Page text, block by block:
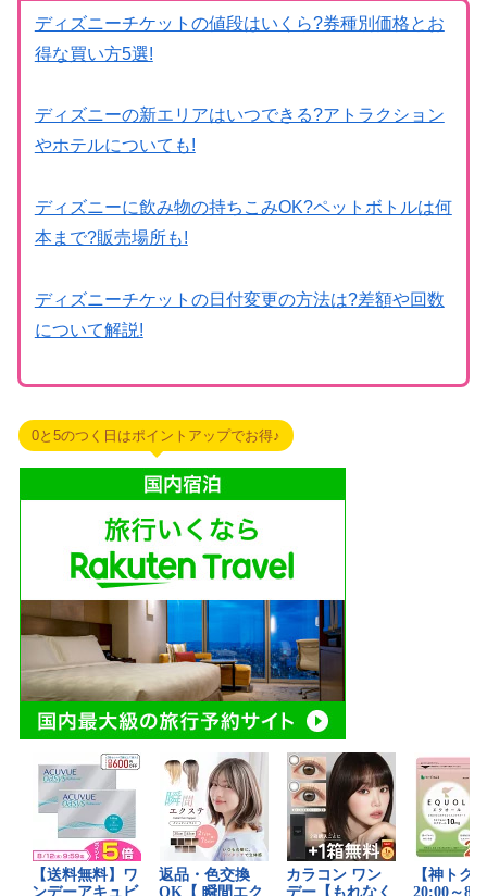
ディズニーチケットの値段はいくら?券種別価格とお
得な買い方5選!
ディズニーの新エリアはいつできる?アトラクション
やホテルについても!
ディズニーに飲み物の持ちこみOK?ペットボトルは何
本まで?販売場所も!
ディズニーチケットの日付変更の方法は?差額や回数
について解説!
0と5のつく日はポイントアップでお得♪